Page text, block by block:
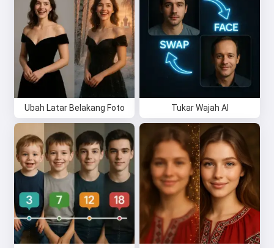
Ubah Latar Belakang Foto Tukar Wajah AI
Kebijakan Pengembalian Dana